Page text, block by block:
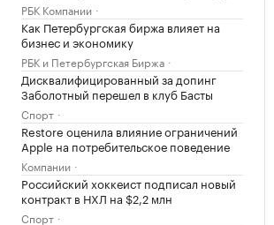
РБК Компании
Как Петербургская биржа влияет на
бизнес и экономику
РБК и Петербургская Биржа
Дисквалифицированный за допинг
Заболотный перешел в клуб Басты
Спорт
Restore оценила влияние ограничений
Apple на потребительское поведение
Компании
Российский хоккеист подписал новый
контракт в НХЛ на $2,2 млн
Спорт